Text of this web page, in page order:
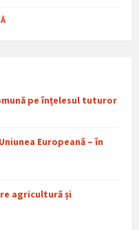
pe înțelesul tuturor
Europeană – în
agricultură și